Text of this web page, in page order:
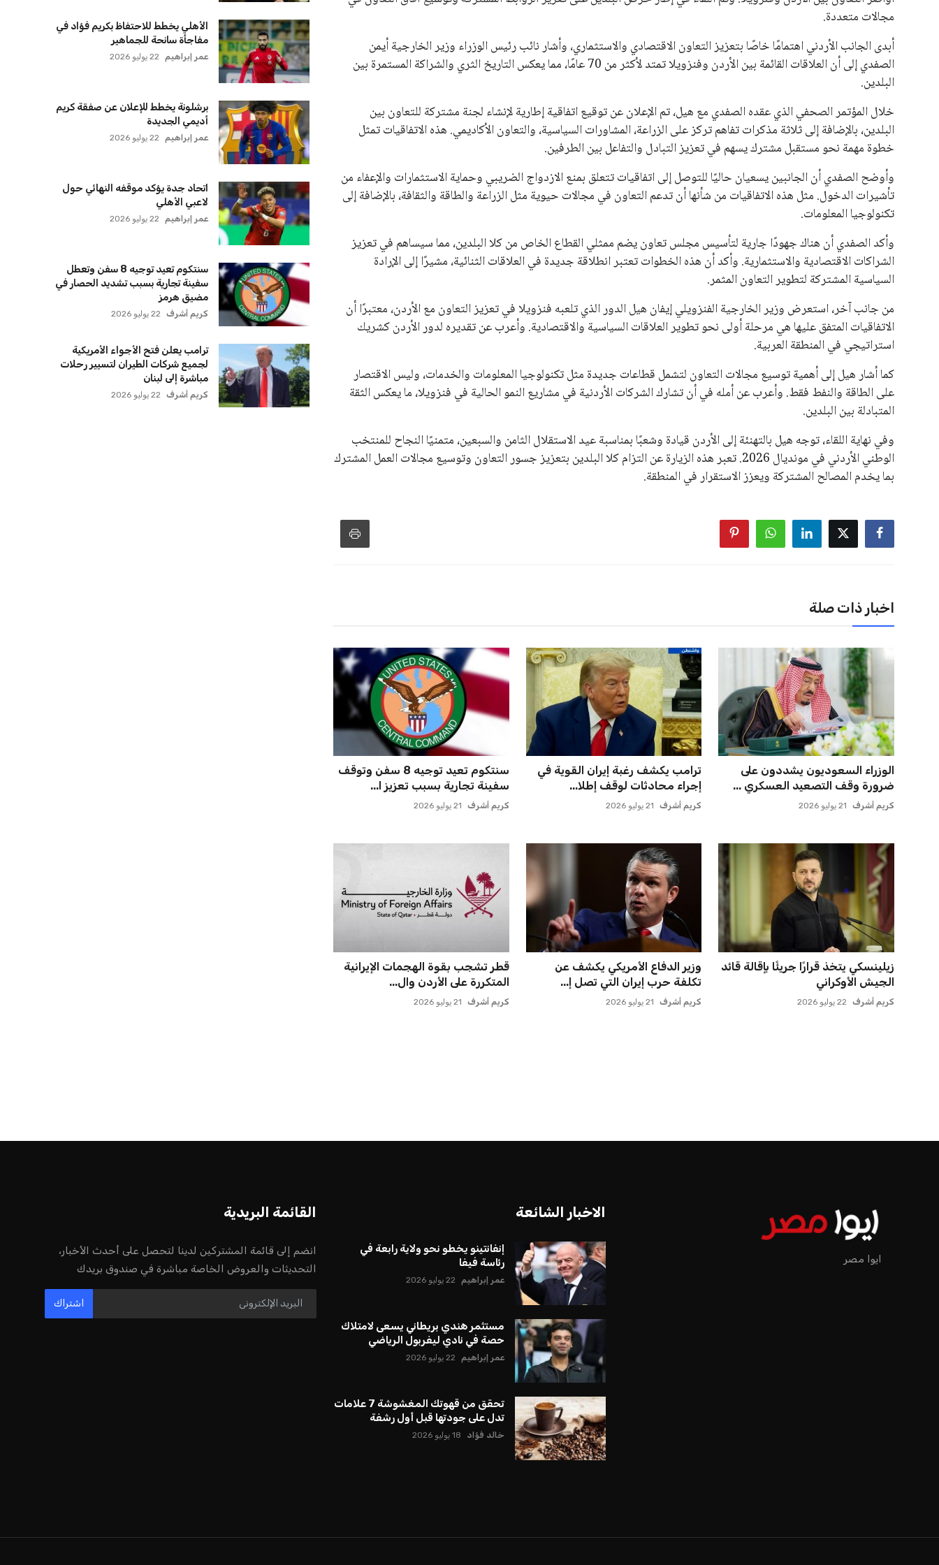
يبدو أن السويسري جياني إنفانتينو في طريقه للاحتفاظ بمنصبه كرئيس للاتحاد الدولي لكرة القدم “فيفا” لفترة رابعة، بعد أن
المقررة عام 2027، ويجعله المرشح الأكثر حظًا حتى الآن.
هذا الدعم الواسع يأتي على الرغم من الانتقادات التي وجهت لإنفانتينو في الآونة الأخيرة. حتى الآن، لم يتقدم أي مرشح منافس
في السباق الانتخابي، ولم تتمكن الأصوات المعارضة من التوصل إلى اسم يوازن موقف إنفانتينو، قبل انتهاء فترة الترشح في
نوفمبر المقبل.
يعتمد إنفانتينو على قاعدة دعم قوية من الاتحادات القارية المختلفة، بما في ذلك الاتحاد الأفريقي والآسيوي، بالإضافة إلى دعم
غالبية اتحادات أمريكا الجنوبية والكونكاكاف. وقد ساهمت مجموعة من القرارات التي اتخذها في زيادة الموارد المالية لهذه
الاتحادات، فضلاً عن رفع عدد الفرق المشاركة في كأس العالم، وإطلاق بطولات دولية جديدة تحت مظلة “فيفا”.
على الجانب الآخر، تتركز المعارضة بشكل ملحوظ داخل القارة الأوروبية، حيث ارتفعت حدة الانتقادات الموجهة إلى إنفانتينو
بسبب التوسع المستمر في البطولات الدولية وأثر ذلك على الجدول الزمني للمسابقات المحلية. وقد دعا رئيس رابطة الدوري
الإسباني، خافيير تيباس، إلى تنحّي إنفانتينو، معتبراً أن سياساته تضر بصناعة كرة القدم وتزيد من ضغوط المباريات.
على الرغم من هذه الانتقادات، تشير التوقعات إلى أن إنفانتينو يمتلك فرصًا كبيرة للفوز بولاية جديدة، خصوصًا في ظل غياب
منافس قوي يتمتع بإجماع داخل الأسرة الكروية الدولية. هذا يعزز من فرص استمراره في قيادة “فيفا” حتى عام 2031.
اخبار ذات صلة
مورينيو يتخذ قراراً حاسماً بشأن
مستقبل جونزالو جارسيا ف...
عمر إبراهيم 21 يوليو 2026
صفقة سوبر تعوض ماييلي شالوليلي
وماباسا هدف بيراميدز الر...
عمر إبراهيم 21 يوليو 2026
مصر تنطلق في رحلة أمم إفريقيا
بقيادة حسام حسن في أول تح...
عمر إبراهيم 21 يوليو 2026
ميسي يعود إلى مسقط رأسه في
روساريو للاسترخاء بعد الهزيم...
عمر إبراهيم 21 يوليو 2026
يويفا يفرض عقوبات على سيسكا
صوفيا بسبب التحية النازية ف...
عمر إبراهيم 22 يوليو 2026
صن داونز يتطلع لمواجهة الأهلي أو
بطل أوقيانوسيا في كأس ...
عمر إبراهيم 22 يوليو 2026
خروج ألمانيا يشكل خطرًا على التسويق
العالمي للدوري الألماني
عمر إبراهيم 22 يوليو 2026
يويفا يفرض عقوبات على سيسكا صوفيا
بسبب التحية النازية في المباريات
الأوروبية
زيلينسكي يتخذ قرارًا جريئًا بإقالة قائد
الجيش الأوكراني
كريم أشرف 22 يوليو 2026
الأهلي يخطط للاحتفاظ بكريم فؤاد في
مفاجأة سانحة للجماهير
عمر إبراهيم 22 يوليو 2026
برشلونة يخطط للإعلان عن صفقة كريم
أديمي الجديدة
عمر إبراهيم 22 يوليو 2026
ايوا مصر
الاخبار الشائعة
إنفانتينو يخطو نحو ولاية رابعة في
رئاسة فيفا
عمر إبراهيم 22 يوليو 2026
مستثمر هندي بريطاني يسعى لامتلاك
حصة في نادي ليفربول الرياضي
عمر إبراهيم 22 يوليو 2026
تحقق من قهوتك المغشوشة 7 علامات
تدل على جودتها قبل أول رشفة
خالد فؤاد 18 يوليو 2026
القائمة البريدية
انضم إلى قائمة المشتركين لدينا لتحصل على أحدث الأخبار،
التحديثات والعروض الخاصة مباشرة في صندوق بريدك
اشتراك